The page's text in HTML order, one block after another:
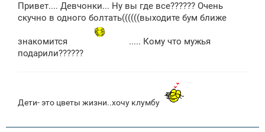
б
щ
е
и
Привет.... Девчонки... Ну вы где все?????? Очень
скучно в одного болтать((((((выходите бум ближе
знакомится
..... Кому что мужья
подарили??????
Дети- это цветы жизни..хочу клумбу